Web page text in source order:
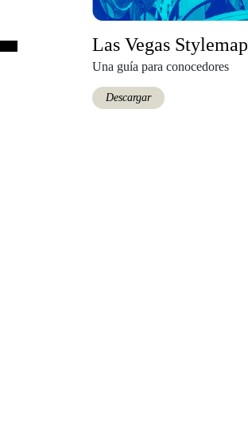
Las Vegas Stylemap
Una guía para conocedores
Descargar